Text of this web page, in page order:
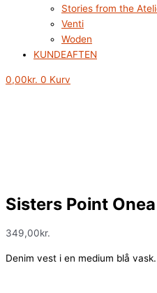
Stories from the
Venti
Woden
KUNDEAFTEN
0,00kr. 0 Kurv
Sisters Point
349,00kr.
Denim vest i en medium blå